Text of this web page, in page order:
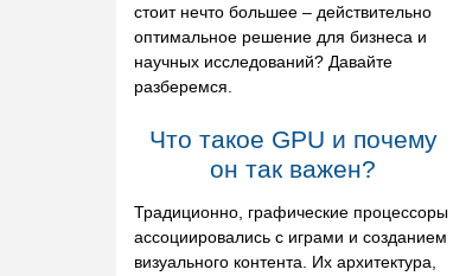
стоит нечто большее – действительно
оптимальное решение для бизнеса и
научных исследований? Давайте
разберемся.
Что такое GPU и почему
он так важен?
Традиционно, графические процессоры
ассоциировались с играми и созданием
визуального контента. Их архитектура,